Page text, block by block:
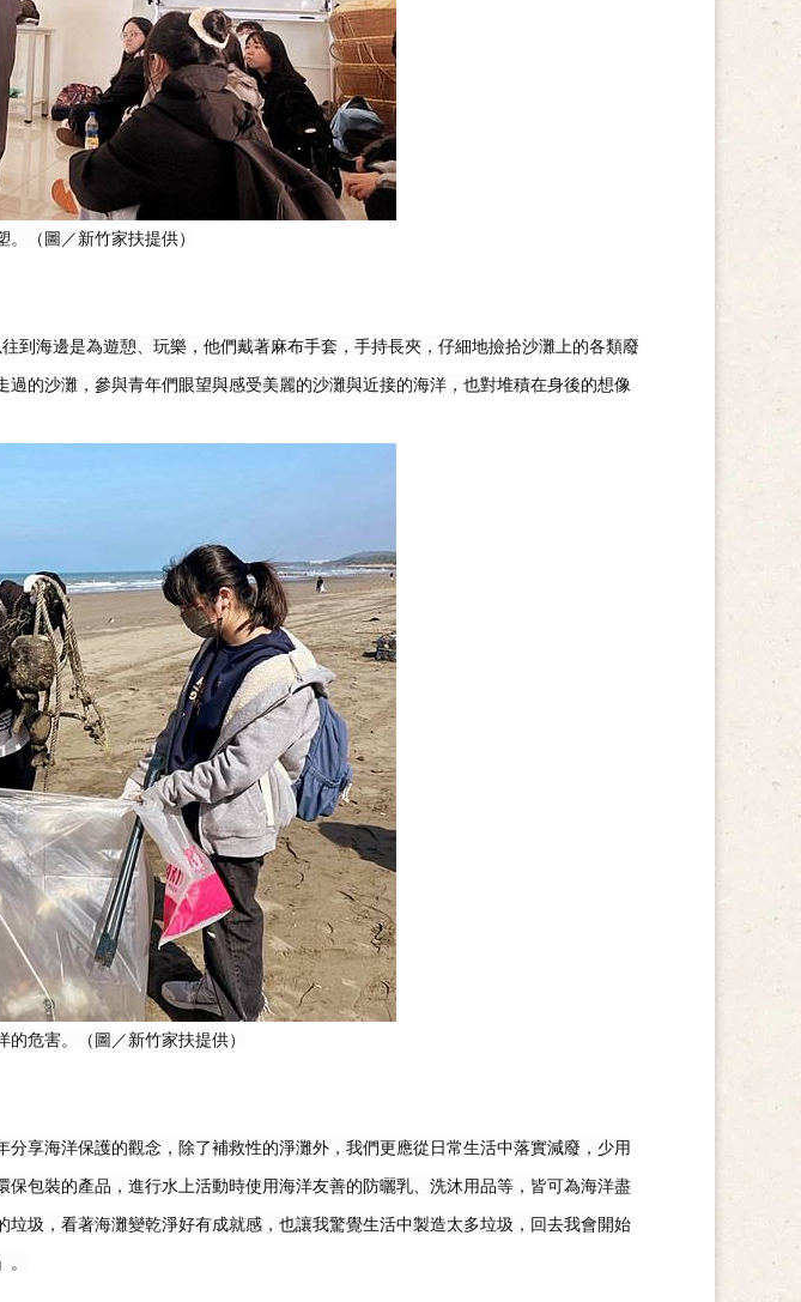
（圖／新竹家扶提供）
到海邊是為遊憩、玩樂，他們戴著麻布手套，手持長夾，仔細地撿拾沙灘上的各類廢
的沙灘，參與青年們眼望與感受美麗的沙灘與近接的海洋，也對堆積在身後的想像
危害。（圖／新竹家扶提供）
享海洋保護的觀念，除了補救性的淨灘外，我們更應從日常生活中落實減廢，少用
包裝的產品，進行水上活動時使用海洋友善的防曬乳、洗沐用品等，皆可為海洋盡
圾，看著海灘變乾淨好有成就感，也讓我驚覺生活中製造太多垃圾，回去我會開始